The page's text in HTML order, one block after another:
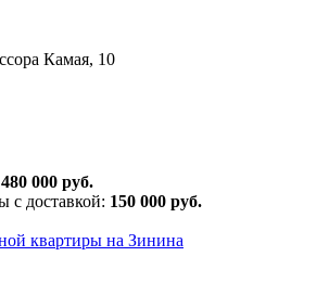
Камая, 10
480 000 руб.
с доставкой: 150 000 руб.
квартиры на Зинина